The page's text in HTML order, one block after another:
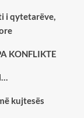
i qytetarëve,
KONFLIKTE
kujtesës